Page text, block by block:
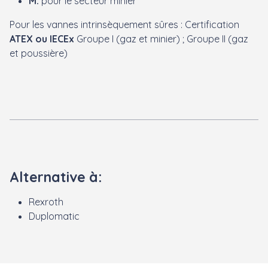
Pour les vannes intrinsèquement sûres : Certification
ATEX ou IECEx Groupe I (gaz et minier) ; Groupe II (gaz
et poussière)
Alternative à:
Rexroth
Duplomatic